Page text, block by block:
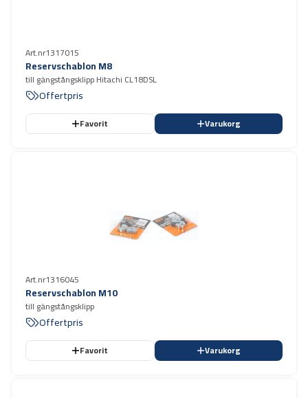
Art.nr1317015
Reservschablon M8
till gängstångsklipp Hitachi CL18DSL
Offertpris
Favorit Varukorg
Art.nr1316045
Reservschablon M10
till gängstångsklipp
Offertpris
Favorit Varukorg